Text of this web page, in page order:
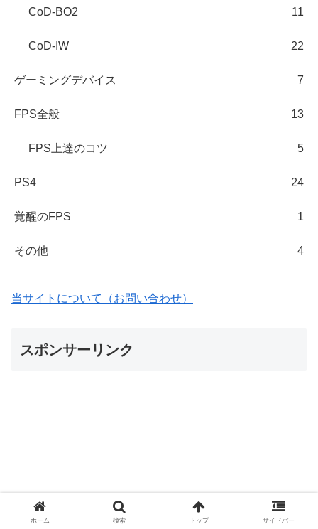
CoD-BO2 11
CoD-IW 22
ゲーミングデバイス 7
FPS全般 13
FPS上達のコツ 5
PS4 24
覚醒のFPS 1
その他 4
当サイトについて（お問い合わせ）
スポンサーリンク
ホーム 検索 トップ サイドバー